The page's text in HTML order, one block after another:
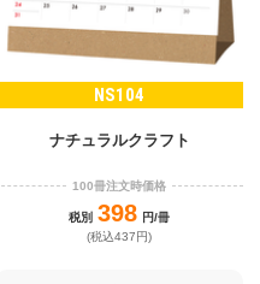
NS104
ナチュラルクラフト
100冊注文時価格
税別 398 円/冊
(税込437円)